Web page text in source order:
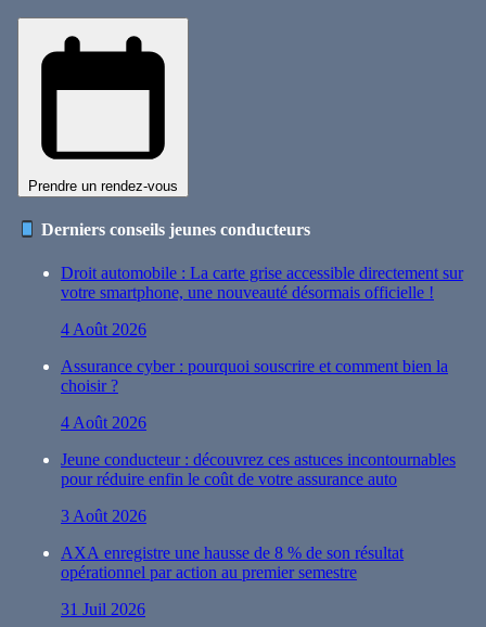
Prendre un rendez-vous
Derniers conseils jeunes conducteurs
Droit automobile : La carte grise accessible directement sur
votre smartphone, une nouveauté désormais officielle !
4 Août 2026
Assurance cyber : pourquoi souscrire et comment bien la
choisir ?
4 Août 2026
Jeune conducteur : découvrez ces astuces incontournables
pour réduire enfin le coût de votre assurance auto
3 Août 2026
AXA enregistre une hausse de 8 % de son résultat
opérationnel par action au premier semestre
31 Juil 2026